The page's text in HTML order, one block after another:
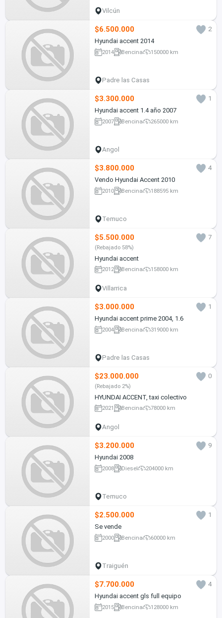
Vilcún
$6.500.000
2
Hyundai accent 2014
2014 Bencina 150000 km
Padre las Casas
$3.300.000
1
Hyundai accent 1.4 año 2007
2007 Bencina 265000 km
Angol
$3.800.000
4
Vendo Hyundai Accent 2010
2010 Bencina 188595 km
Temuco
$5.500.000 7
(Rebajado 58%)
Hyundai accent
2012 Bencina 158000 km
Villarrica
$3.000.000
1
Hyundai accent prime 2004, 1.6
2004 Bencina 319000 km
Padre las Casas
$23.000.000 0
(Rebajado 2%)
HYUNDAI ACCENT, taxi colectivo
2021 Bencina 78000 km
Angol
$3.200.000
9
Hyundai 2008
2008 Diesel 204000 km
Temuco
$2.500.000
1
Se vende
2000 Bencina 60000 km
Traiguén
$7.700.000
4
Hyundai accent gls full equipo
2015 Bencina 128000 km